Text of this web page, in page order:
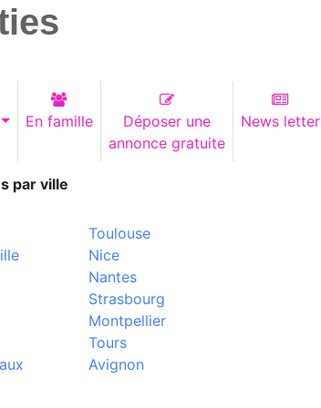
En famille
Déposer une
annonce gratuite
News letter
par ville
Toulouse
Nice
Nantes
Strasbourg
Montpellier
Tours
Avignon